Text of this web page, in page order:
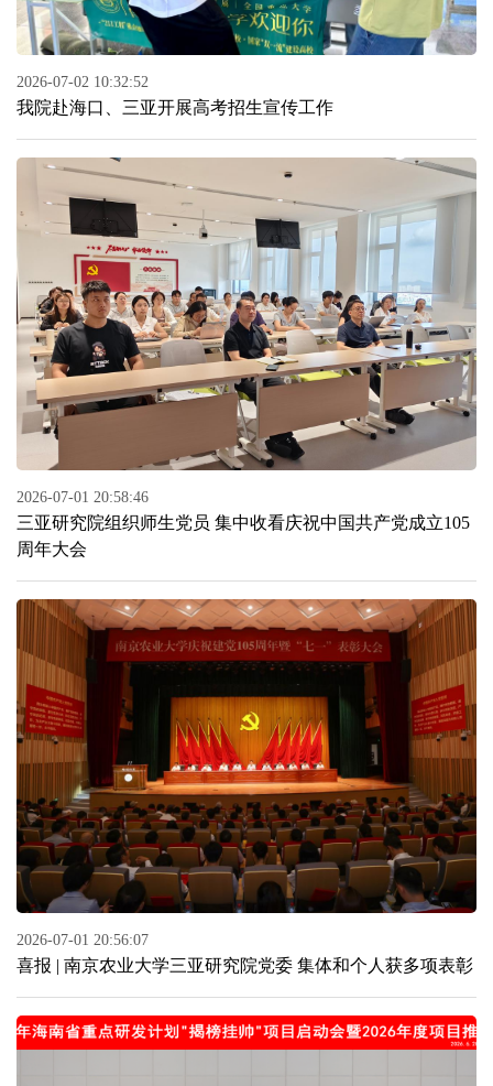
2026-07-02 10:32:52
我院赴海口、三亚开展高考招生宣传工作
2026-07-01 20:58:46
三亚研究院组织师生党员 集中收看庆祝中国共产党成立105
周年大会
2026-07-01 20:56:07
喜报 | 南京农业大学三亚研究院党委 集体和个人获多项表彰